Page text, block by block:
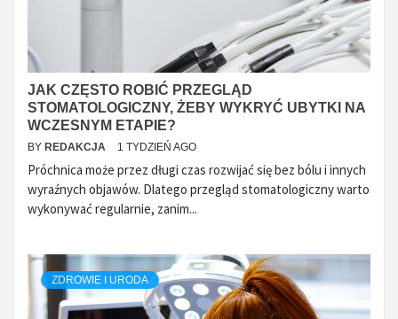
JAK CZĘSTO ROBIĆ PRZEGLĄD
STOMATOLOGICZNY, ŻEBY WYKRYĆ UBYTKI NA
WCZESNYM ETAPIE?
BY REDAKCJA 1 TYDZIEŃ AGO
Próchnica może przez długi czas rozwijać się bez bólu i innych
wyraźnych objawów. Dlatego przegląd stomatologiczny warto
wykonywać regularnie, zanim...
ZDROWIE I URODA